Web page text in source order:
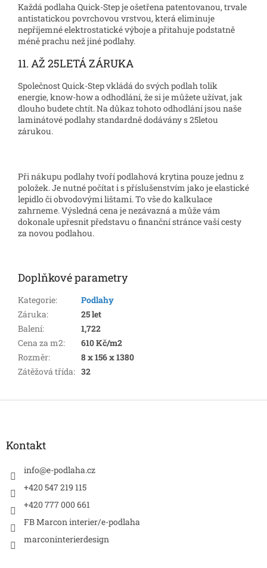
Každá podlaha Quick-Step je ošetřena patentovanou, trvale
antistatickou povrchovou vrstvou, která eliminuje
nepříjemné elektrostatické výboje a přitahuje podstatně
méně prachu než jiné podlahy.
11. AŽ 25LETÁ ZÁRUKA
Společnost Quick-Step vkládá do svých podlah tolik
energie, know-how a odhodlání, že si je můžete užívat, jak
dlouho budete chtít. Na důkaz tohoto odhodlání jsou naše
laminátové podlahy standardně dodávány s 25letou
zárukou.
Při nákupu podlahy tvoří podlahová krytina pouze jednu z
položek. Je nutné počítat i s příslušenstvím jako je elastické
lepidlo či obvodovými lištami. To vše do kalkulace
zahrneme. Výsledná cena je nezávazná a může vám
dokonale upřesnit představu o finanční stránce vaší cesty
za novou podlahou.
Doplňkové parametry
Kategorie:
Podlahy
Záruka:
25 let
Balení:
1,722
Cena za m2:
610 Kč/m2
Rozměr:
8 x 156 x 1380
Zátěžová třída: 32
Z
Kontakt
info@e-podlaha.cz
+420 547 219 115
+420 777 000 661
FB Marcon interier/e-podlaha
marconinterierdesign